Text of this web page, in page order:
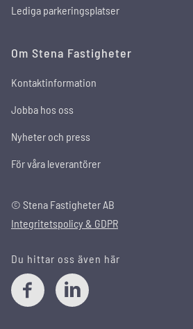
Lediga parkeringsplatser
Om Stena Fastigheter
Kontaktinformation
Jobba hos oss
Nyheter och press
För våra leverantörer
© Stena Fastigheter AB
Integritetspolicy & GDPR
Du hittar oss även här